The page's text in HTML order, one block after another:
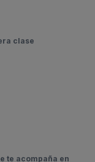
clase
te acompaña en